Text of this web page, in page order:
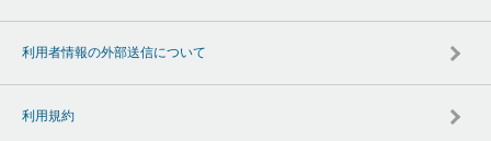
利用者情報の外部送信について
利用規約